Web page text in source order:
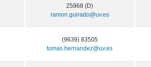
25968 (D)
ramon.guirado@uv.es
(9639) 83505
tomas.hernandez@uv.es